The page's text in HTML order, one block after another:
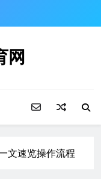
网
文速览操作流程